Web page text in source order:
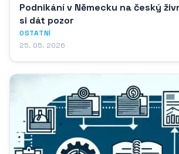
Podnikání v Německu na český
si dát pozor
OSTATNÍ
25. 05. 2026